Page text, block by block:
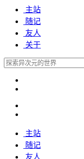
主站
随记
友人
关于
主站
随记
友人